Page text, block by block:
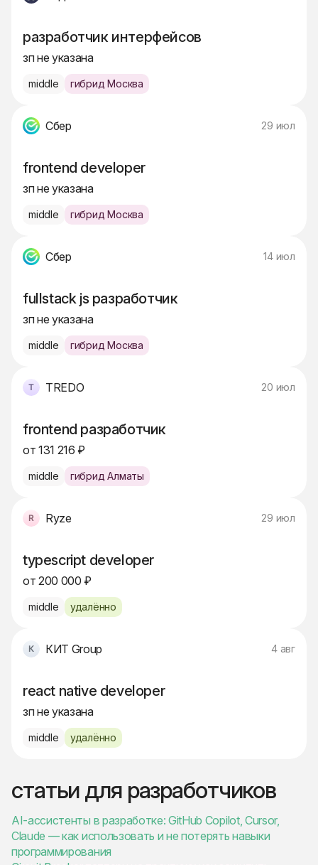
разработчик интерфейсов
зп не указана
middle гибрид Москва
Сбер 29 июл
frontend developer
зп не указана
middle гибрид Москва
Сбер 14 июл
fullstack js разработчик
зп не указана
middle гибрид Москва
TREDO 20 июл
frontend разработчик
от 131 216 ₽
middle гибрид Алматы
Ryze 29 июл
typescript developer
от 200 000 ₽
middle удалённо
КИТ Group 4 авг
react native developer
зп не указана
middle удалённо
статьи для разработчиков
AI-ассистенты в разработке: GitHub Copilot, Cursor,
Claude — как использовать и не потерять навыки
программирования